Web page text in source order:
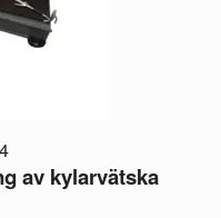
av kylarvätska